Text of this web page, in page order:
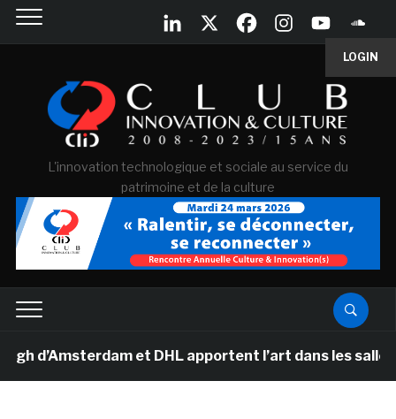
LOGIN
L'innovation technologique et sociale au service du
patrimoine et de la culture
d’Amsterdam et DHL apportent l’art dans les salles de